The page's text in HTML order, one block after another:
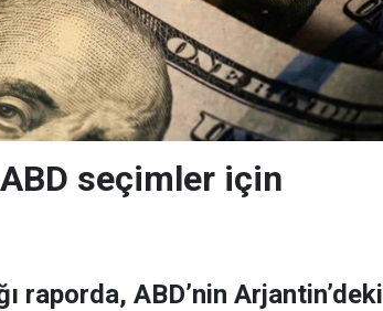
seçimler için
raporda, ABD’nin Arjantin’deki